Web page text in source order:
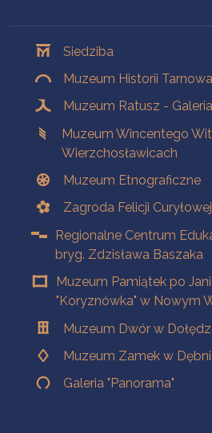
Siedziba
Muzeum Historii
Muzeum Ratusz -
Muzeum Wincentego
Wierzchosławicach
Muzeum Etnograficzne
Zagroda Felicji
Regionalne Centrum
bryg. Zdzisława Baszaka
Muzeum Pamiątek po
"Koryznówka" w Nowym
Muzeum Dwór w
Muzeum Zamek w
Galeria "Panorama"